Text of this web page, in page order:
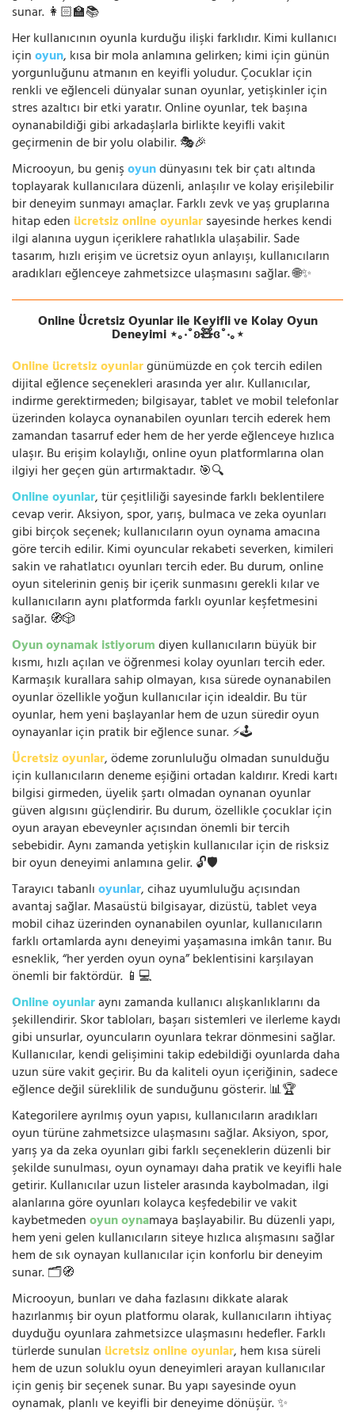
sunar. 👩🏻‍🏫📚
Her kullanıcının oyunla kurduğu ilişki farklıdır. Kimi kullanıcı
içinoyun, kısa bir mola anlamına gelirken; kimi için günün
yorgunluğunu atmanın en keyifli yoludur. Çocuklar için
renkli ve eğlenceli dünyalar sunan oyunlar, yetişkinler için
stres azaltıcı bir etki yaratır. Online oyunlar, tek başına
oynanabildiği gibi arkadaşlarla birlikte keyifli vakit
geçirmenin de bir yolu olabilir. 🎭🎉
Microoyun, bu genişoyundünyasını tek bir çatı altında
toplayarak kullanıcılara düzenli, anlaşılır ve kolay erişilebilir
bir deneyim sunmayı amaçlar. Farklı zevk ve yaş gruplarına
hitap eden ücretsiz online oyunlarsayesinde herkes kendi
ilgi alanına uygun içeriklere rahatlıkla ulaşabilir. Sade
tasarım, hızlı erişim ve ücretsiz oyun anlayışı, kullanıcıların
aradıkları eğlenceye zahmetsizce ulaşmasını sağlar. 🌐✨
Online Ücretsiz Oyunlar ile Keyifli ve Kolay Oyun
Deneyimi ⋆｡‧˚ʚ🧸ɞ˚‧｡⋆
Online ücretsiz oyunlargünümüzde en çok tercih edilen
dijital eğlence seçenekleri arasında yer alır. Kullanıcılar,
indirme gerektirmeden; bilgisayar, tablet ve mobil telefonlar
üzerinden kolayca oynanabilen oyunları tercih ederek hem
zamandan tasarruf eder hem de her yerde eğlenceye hızlıca
ulaşır. Bu erişim kolaylığı, online oyun platformlarına olan
ilgiyi her geçen gün artırmaktadır. 🎯🔍
Online oyunlar, tür çeşitliliği sayesinde farklı beklentilere
cevap verir. Aksiyon, spor, yarış, bulmaca ve zeka oyunları
gibi birçok seçenek; kullanıcıların oyun oynama amacına
göre tercih edilir. Kimi oyuncular rekabeti severken, kimileri
sakin ve rahatlatıcı oyunları tercih eder. Bu durum, online
oyun sitelerinin geniş bir içerik sunmasını gerekli kılar ve
kullanıcıların aynı platformda farklı oyunlar keşfetmesini
sağlar. 🧭🎲
Oyun oynamak istiyorumdiyen kullanıcıların büyük bir
kısmı, hızlı açılan ve öğrenmesi kolay oyunları tercih eder.
Karmaşık kurallara sahip olmayan, kısa sürede oynanabilen
oyunlar özellikle yoğun kullanıcılar için idealdir. Bu tür
oyunlar, hem yeni başlayanlar hem de uzun süredir oyun
oynayanlar için pratik bir eğlence sunar. ⚡🕹️
Ücretsiz oyunlar, ödeme zorunluluğu olmadan sunulduğu
için kullanıcıların deneme eşiğini ortadan kaldırır. Kredi kartı
bilgisi girmeden, üyelik şartı olmadan oynanan oyunlar
güven algısını güçlendirir. Bu durum, özellikle çocuklar için
oyun arayan ebeveynler açısından önemli bir tercih
sebebidir. Aynı zamanda yetişkin kullanıcılar için de risksiz
bir oyun deneyimi anlamına gelir. 🔓🛡️
Tarayıcı tabanlıoyunlar, cihaz uyumluluğu açısından
avantaj sağlar. Masaüstü bilgisayar, dizüstü, tablet veya
mobil cihaz üzerinden oynanabilen oyunlar, kullanıcıların
farklı ortamlarda aynı deneyimi yaşamasına imkân tanır. Bu
esneklik, “her yerden oyun oyna” beklentisini karşılayan
önemli bir faktördür. 📱💻
Online oyunlaraynı zamanda kullanıcı alışkanlıklarını da
şekillendirir. Skor tabloları, başarı sistemleri ve ilerleme kaydı
gibi unsurlar, oyuncuların oyunlara tekrar dönmesini sağlar.
Kullanıcılar, kendi gelişimini takip edebildiği oyunlarda daha
uzun süre vakit geçirir. Bu da kaliteli oyun içeriğinin, sadece
eğlence değil süreklilik de sunduğunu gösterir. 📊🏆
Kategorilere ayrılmış oyun yapısı, kullanıcıların aradıkları
oyun türüne zahmetsizce ulaşmasını sağlar. Aksiyon, spor,
yarış ya da zeka oyunları gibi farklı seçeneklerin düzenli bir
şekilde sunulması, oyun oynamayı daha pratik ve keyifli hale
getirir. Kullanıcılar uzun listeler arasında kaybolmadan, ilgi
alanlarına göre oyunları kolayca keşfedebilir ve vakit
kaybetmedenoyun oynamaya başlayabilir. Bu düzenli yapı,
hem yeni gelen kullanıcıların siteye hızlıca alışmasını sağlar
hem de sık oynayan kullanıcılar için konforlu bir deneyim
sunar. 🗂️🧭
Microoyun, bunları ve daha fazlasını dikkate alarak
hazırlanmış bir oyun platformu olarak, kullanıcıların ihtiyaç
duyduğu oyunlara zahmetsizce ulaşmasını hedefler. Farklı
türlerde sunulan ücretsiz online oyunlar, hem kısa süreli
hem de uzun soluklu oyun deneyimleri arayan kullanıcılar
için geniş bir seçenek sunar. Bu yapı sayesinde oyun
oynamak, planlı ve keyifli bir deneyime dönüşür. ✨